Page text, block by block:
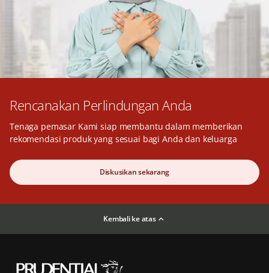
Rencanakan Perlindungan Anda
Tenaga pemasar Kami siap membantu dalam memberikan
rekomendasi produk yang sesuai bagi Anda dan keluarga
Diskusikan sekarang
Kembali ke atas